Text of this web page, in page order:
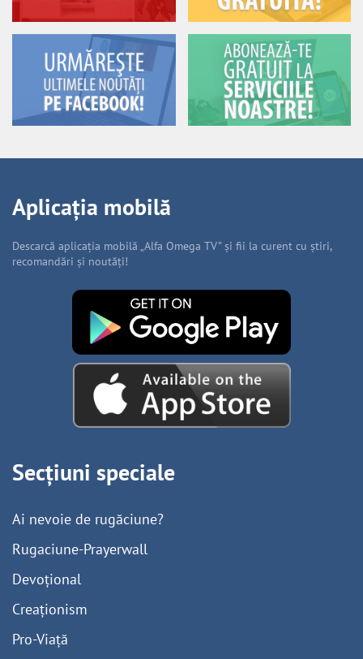
Aplicația mobilă
Descarcă aplicația mobilă „Alfa Omega TV” și fii la curent cu știri,
recomandări și noutăți!
Secțiuni speciale
Ai nevoie de rugăciune?
Rugaciune-Prayerwall
Devoțional
Creaționism
Pro-Viață